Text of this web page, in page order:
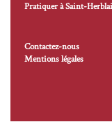
Pratiquer à Saint-
Contactez-nous
Mentions légales